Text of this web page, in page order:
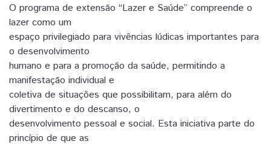
O programa de extensão “Lazer e Saúde” compreende o
lazer como um
espaço privilegiado para vivências lúdicas importantes para
o desenvolvimento
humano e para a promoção da saúde, permitindo a
manifestação individual e
coletiva de situações que possibilitam, para além do
divertimento e do descanso, o
desenvolvimento pessoal e social. Esta iniciativa parte do
princípio de que as